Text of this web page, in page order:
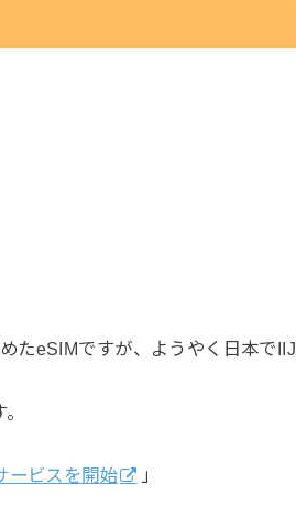
たeSIMですが、ようやく日本でIIJ
ービスを開始 」